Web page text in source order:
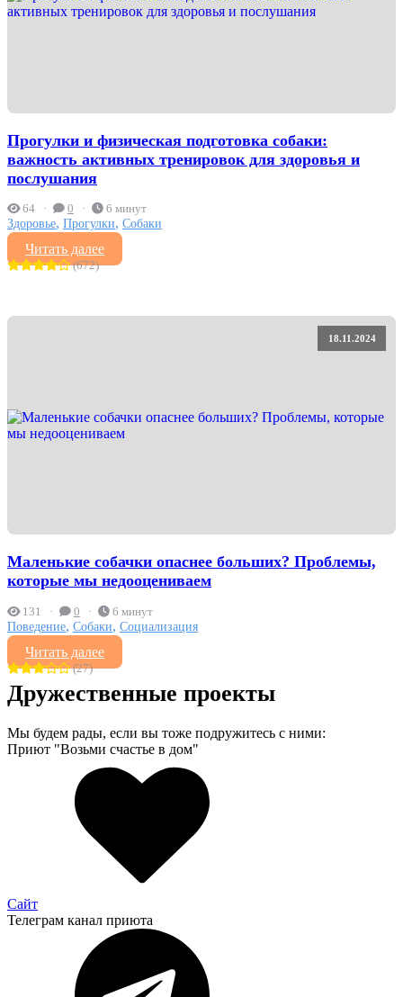
Прогулки и физическая подготовка собаки:
важность активных тренировок для здоровья и
послушания
64 0 6 минут
Здоровье, Прогулки, Собаки
Читать далее
(672)
18.11.2024
Маленькие собачки опаснее больших? Проблемы,
которые мы недооцениваем
131 0 6 минут
Поведение, Собаки, Социализация
Читать далее
(27)
Дружественные проекты
Мы будем рады, если вы тоже подружитесь с ними:
Приют "Возьми счастье в дом"
Сайт
Телеграм канал приюта